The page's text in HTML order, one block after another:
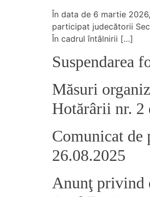
În data de 6 martie
participat judecătorii
În cadrul întâlnirii […]
Suspendarea
Măsuri
Hotărârii nr. 2
Comunicat de
26.08.2025
Anunţ privind